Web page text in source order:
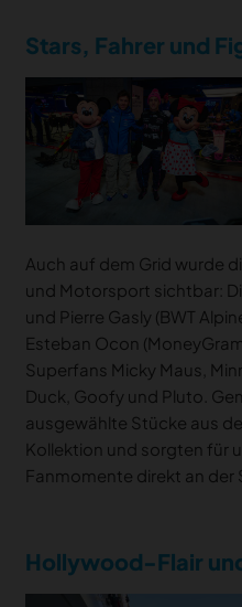
Stars, Fahrer und
Auch auf dem Grid wurde
und Motorsport sichtbar:
und Pierre Gasly (BWT
Esteban Ocon
Superfans Micky Maus,
Duck, Goofy und Pluto.
ausgewählte Stücke aus
Kollektion und sorgten für
Fanmomente direkt an der
Hollywood-Flair